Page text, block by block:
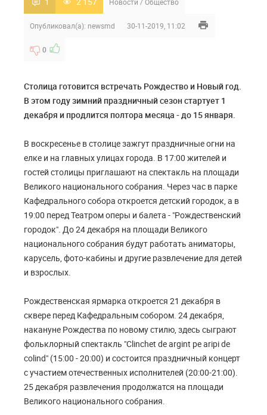
Опубликовал(а): newsmd 30-11-2019, 11:02
0
Столица готовится встречать Рождество и Новый год.
В этом году зимний праздничный сезон стартует 1
декабря и продлится полтора месяца - до 15 января.
В воскресенье в столице зажгут праздничные огни на
елке и на главных улицах города. В 17:00 жителей и
гостей столицы приглашают на спектакль на площади
Великого национального собрания. Через час в парке
Кафедрального собора откроется детский городок, а в
19:00 перед Театром оперы и балета - "Рождественский
городок". До 24 декабря на площади Великого
национального собрания будут работать аниматоры,
карусель, фото-кабины и другие развлечение для детей
и взрослых.
Рождественская ярмарка откроется 21 декабря в
сквере перед Кафедральным собором. 24 декабря,
накануне Рождества по новому стилю, здесь сыграют
фольклорный спектакль "Clinchet de argint pe aripi de
colind" (15:00 - 20:00) и состоится праздничный концерт
с участием отечественных исполнителей (20:00-21:00).
25 декабря развлечения продолжатся на площади
Великого национального собрания.